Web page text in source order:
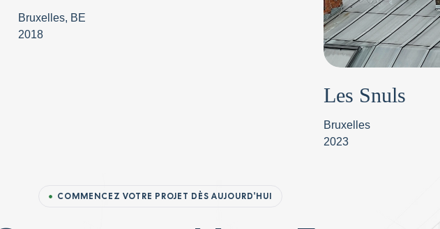
Bruxelles, BE
2018
Les Snuls
Bruxelles
2023
COMMENCEZ VOTRE PROJET DÈS AUJOURD'HUI